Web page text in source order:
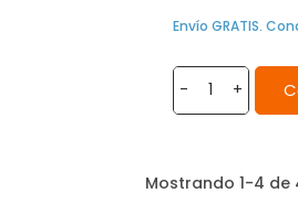
Envío GRATIS.
- +
Mostrando 1-4